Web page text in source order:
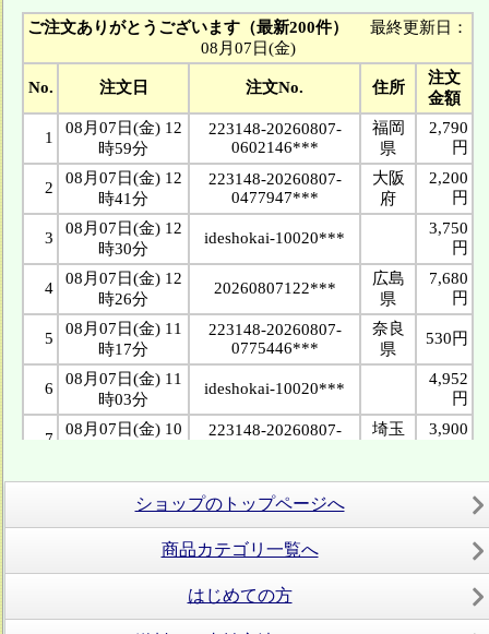
ショップのトップページへ
商品カテゴリ一覧へ
はじめての方